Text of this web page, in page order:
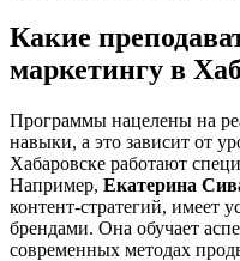
Какие
маркетингу в
Программы нацелены на
навыки, а это зависит от
Хабаровске работают
Например, Екатерина
контент-стратегий, имеет
брендами. Она обучает
современных методах